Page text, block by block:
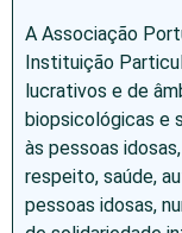
A Associação
Instituição
lucrativos e de
biopsicológicas e
às pessoas
respeito, saúde,
pessoas idosas,